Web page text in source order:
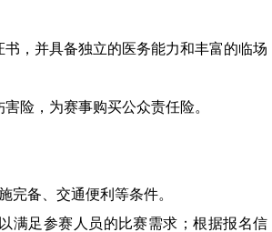
，并具备独立的医务能力和丰富的临场
险，为赛事购买公众责任险。
完备、交通便利等条件。
满足参赛人员的比赛需求；根据报名信